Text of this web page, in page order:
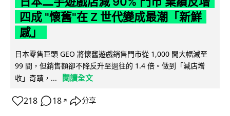
四成 "懷舊"在 Z 世代變成最潮「新鮮
感」
日本零售巨頭 GEO 將懷舊遊戲銷售門市從 1,000 間大幅減至
99 間，但銷售額卻不降反升至過往的 1.4 倍。做到「減店增
收」奇蹟，...
閱讀全文
218 18 ↗ 分享